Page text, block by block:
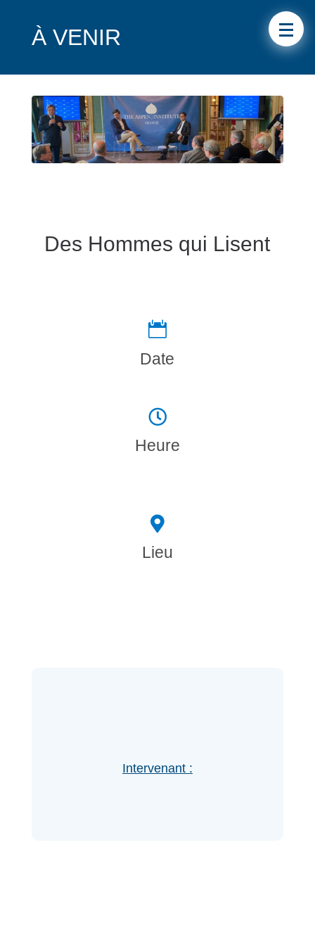
À VENIR
Des Hommes qui Lisent

Date

Heure

Lieu
Intervenant :